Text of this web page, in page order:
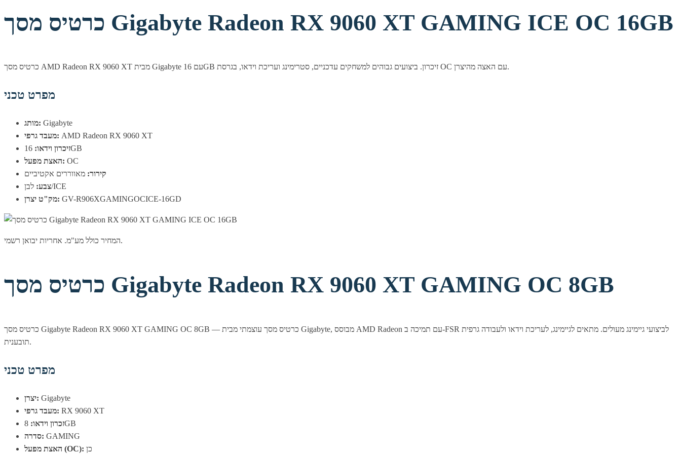
כרטיס מסך Gigabyte Radeon RX 9060 XT GAMING ICE OC 16GB
כרטיס מסך AMD Radeon RX 9060 XT מבית Gigabyte עם 16GB זיכרון. ביצועים גבוהים למשחקים עדכניים, סטרימינג ועריכת וידאו, בגרסת OC עם האצה מהיצרן.
מפרט טכני
מותג: Gigabyte
מעבד גרפי: AMD Radeon RX 9060 XT
זיכרון וידאו:16GB
האצת מפעל: OC
קירור: מאווררים אקטיביים
צבע:לבן/ICE
מק"ט יצרן: GV-R906XGAMINGOCICE-16GD
המחיר כולל מע"מ. אחריות יבואן רשמי.
כרטיס מסך Gigabyte Radeon RX 9060 XT GAMING OC 8GB
כרטיס מסך Gigabyte Radeon RX 9060 XT GAMING OC 8GB — כרטיס מסך עוצמתי מבית Gigabyte, מבוסס AMD Radeon עם תמיכה ב-FSR לביצועי גיימינג מעולים. מתאים לגיימינג, לעריכת וידאו ולעבודה גרפית
תובענית.
מפרט טכני
יצרן: Gigabyte
מעבד גרפי: RX 9060 XT
זכרון וידאו:8GB
סדרה: GAMING
האצת מפעל (OC): כן